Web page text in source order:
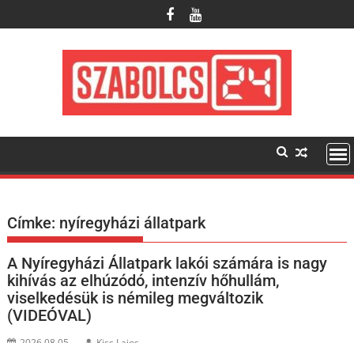
to
Címke: nyíregyházi állatpark
A Nyíregyházi Állatpark lakói számára is nagy
kihívás az elhúzódó, intenzív hőhullám,
viselkedésük is némileg megváltozik
(VIDEÓVAL)